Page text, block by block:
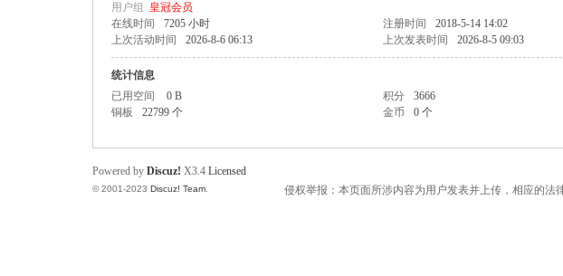
用户组 皇冠会员
在线时间
7205 小时 注册时间 2018-5-14 14:02
上次活动时间
2026-8-6 06:13 上次发表时间 2026-8-5 09:03
统计信息
已用空间
0 B 积分 3666
铜板
22799 个 金币 0 个
侵权举报：本页面所涉内容为用户发表并上传，相应的法
Powered by Discuz! X3.4 Licensed
© 2001-2023 Discuz! Team